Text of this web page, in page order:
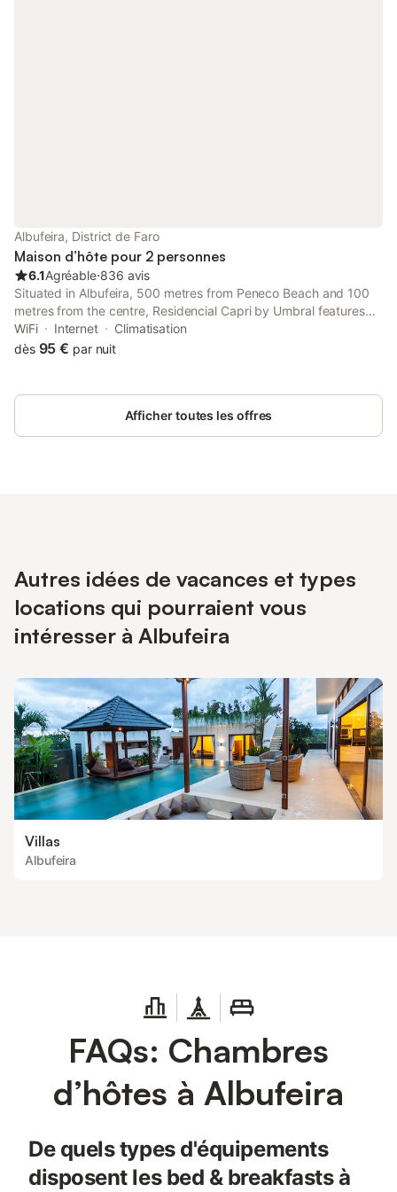
Albufeira, District de Faro
Maison d’hôte pour 2 personnes
6.1Agréable⋅836 avis
Situated in Albufeira, 500 metres from Peneco Beach and 100
metres from the centre, Residencial Capri by Umbral features
air-conditioned accommodation with free WiFi, and a shared
lounge. The property is around 2.9 km from Albufeira Marina, 7.
WiFi Internet
Climatisation
dès 95 € par nuit
Afficher toutes les offres
Autres idées de vacances et types
locations qui pourraient vous
intéresser à Albufeira
Villas
Albufeira
FAQs: Chambres
d’hôtes à Albufeira
De quels types d'équipements
disposent les bed & breakfasts à